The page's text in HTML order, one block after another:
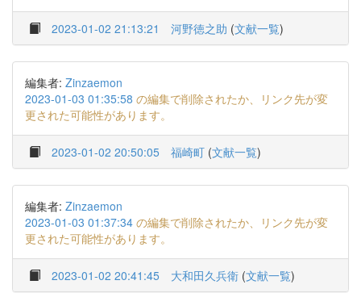
2023-01-02 21:13:21 河野徳之助 (文献一覧)
編集者: Zinzaemon
2023-01-03 01:35:58 の編集で削除されたか、リンク先が変
更された可能性があります。
2023-01-02 20:50:05 福崎町 (文献一覧)
編集者: Zinzaemon
2023-01-03 01:37:34 の編集で削除されたか、リンク先が変
更された可能性があります。
2023-01-02 20:41:45 大和田久兵衛 (文献一覧)